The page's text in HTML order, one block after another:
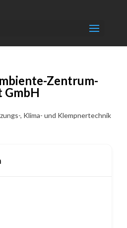
Zentrum-
GmbH
, Klima- und Klempnertechnik